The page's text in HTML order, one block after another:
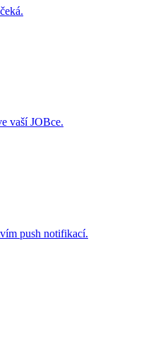
vaší JOBce.
push notifikací.